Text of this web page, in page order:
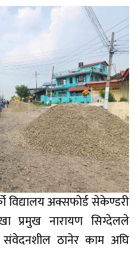
विद्यालय अक्सफोर्ड सेकेण्डरी
प्रमुख नारायण सिग्देलले
संवेदनशील ठानेर काम अघि